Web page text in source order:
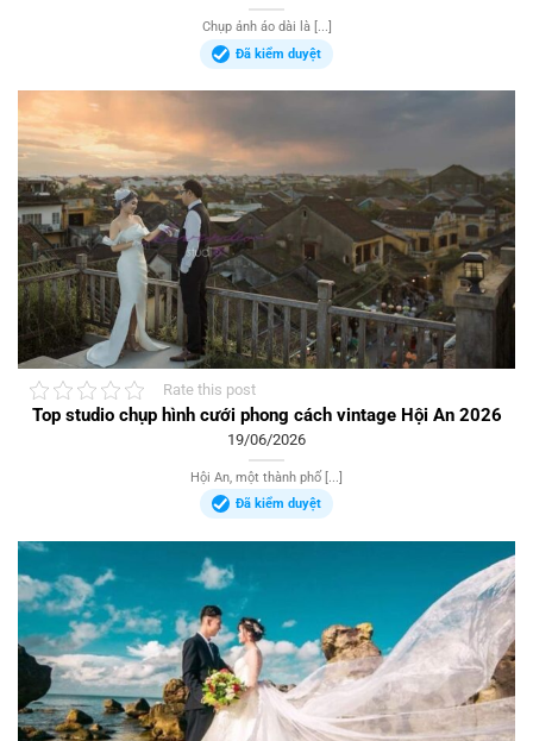
Chụp ảnh áo dài là [...]
Đã kiểm duyệt
Rate this post
Top studio chụp hình cưới phong cách vintage Hội An 2026
19/06/2026
Hội An, một thành phố [...]
Đã kiểm duyệt